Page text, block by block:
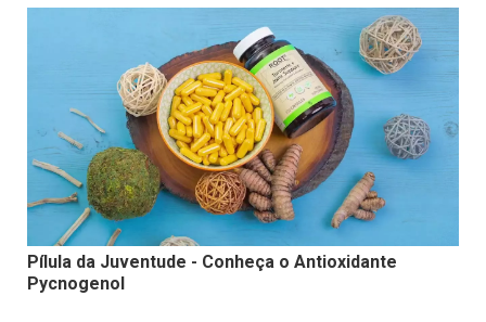
Pílula da Juventude - Conheça o Antioxidante
Pycnogenol